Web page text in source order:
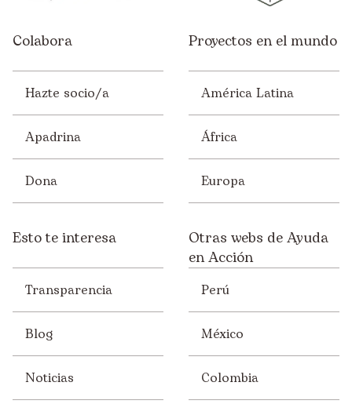
Colabora
Hazte socio/a
Apadrina
Dona
Proyectos en el mundo
América Latina
África
Europa
Esto te interesa
Transparencia
Blog
Noticias
Otras webs de Ayuda
en Acción
Perú
México
Colombia